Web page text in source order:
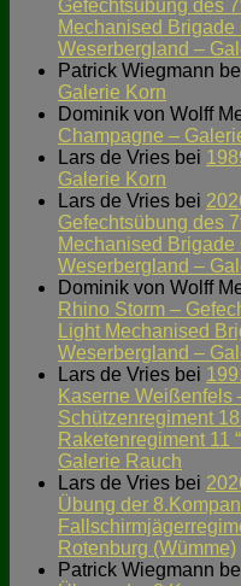
Gefechtsübung des
Mechanised Brigade
Weserbergland –
Patrick Wiegmann
Galerie Korn
Dominik von Wolff
Champagne –
Lars de Vries bei
Galerie Korn
Lars de Vries bei
Gefechtsübung des
Mechanised Brigade
Weserbergland –
Dominik von Wolff
Rhino Storm –
Light Mechanised
Weserbergland –
Lars de Vries bei
Kaserne Weißenfels
Schützenregiment
Raketenregiment 11
Galerie Rauch
Lars de Vries bei
Übung der
Rotenburg (Wümme)
Patrick Wiegmann